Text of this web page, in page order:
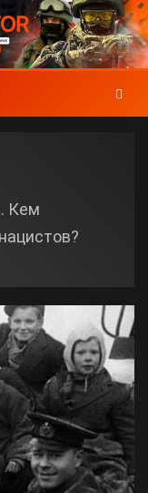
Кем